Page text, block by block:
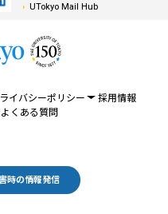
UTokyo Mail Hub
イバシーポリシー
採用情報
よくある質問
時の情報発信